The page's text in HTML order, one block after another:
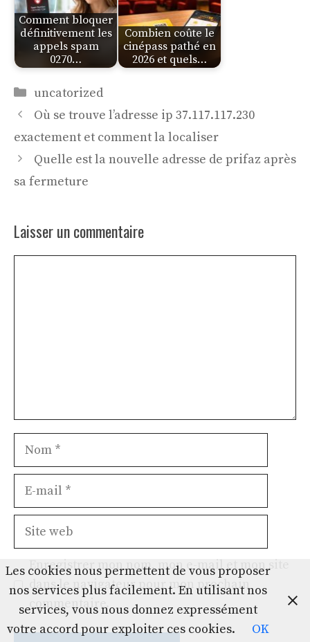
Comment bloquer
définitivement les
appels spam
0270…
Combien coûte le
cinépass pathé en
2026 et quels…
Catégories
uncatorized
Où se trouve l’adresse ip 37.117.117.230
exactement et comment la localiser
Quelle est la nouvelle adresse de prifaz après
sa fermeture
Laisser un commentaire
Nom
Site
Enregistrer mon nom, mon e-mail et mon site
dans le navigateur pour mon prochain
commentaire.
Les cookies nous permettent de vous proposer
nos services plus facilement. En utilisant nos
services, vous nous donnez expressément
votre accord pour exploiter ces cookies.
OK